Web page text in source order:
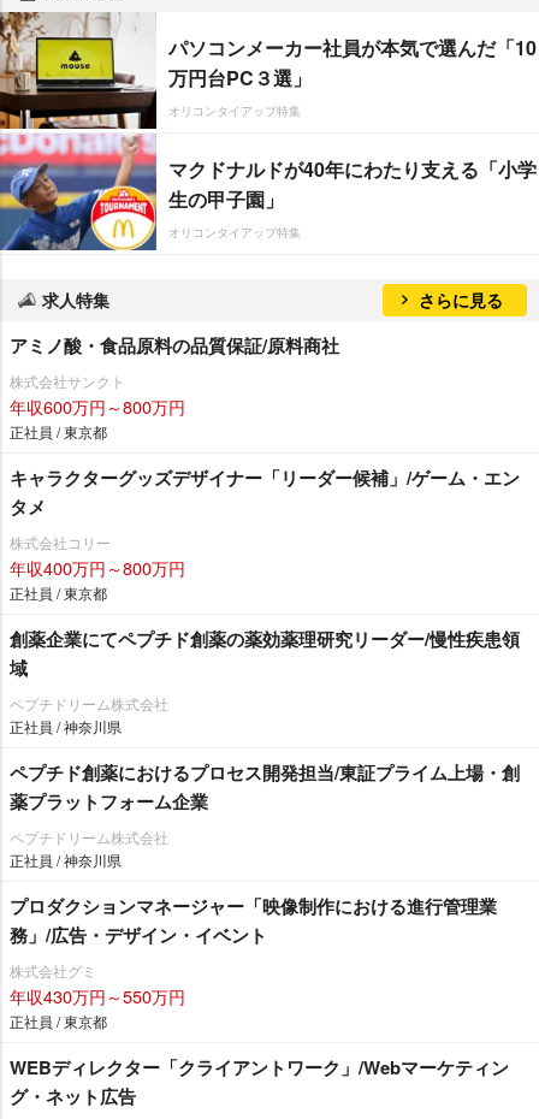
パソコンメーカー社員が本気で選んだ「10
万円台PC３選」
オリコンタイアップ特集
マクドナルドが40年にわたり支える「小学
生の甲子園」
オリコンタイアップ特集
求人特集 さらに見る
アミノ酸・食品原料の品質保証/原料商社
株式会社サンクト
年収600万円～800万円
正社員 / 東京都
キャラクターグッズデザイナー「リーダー候補」/ゲーム・エン
タメ
株式会社コリー
年収400万円～800万円
正社員 / 東京都
創薬企業にてペプチド創薬の薬効薬理研究リーダー/慢性疾患領
域
ペプチドリーム株式会社
正社員 / 神奈川県
ペプチド創薬におけるプロセス開発担当/東証プライム上場・創
薬プラットフォーム企業
ペプチドリーム株式会社
正社員 / 神奈川県
プロダクションマネージャー「映像制作における進行管理業
務」/広告・デザイン・イベント
株式会社グミ
年収430万円～550万円
正社員 / 東京都
WEBディレクター「クライアントワーク」/Webマーケティン
グ・ネット広告